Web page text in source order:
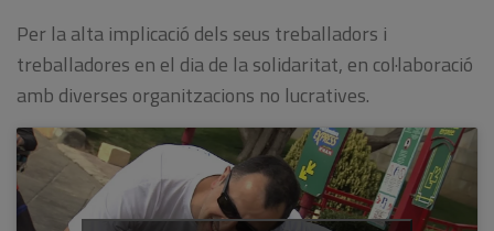
Per la alta implicació dels seus treballadors i
treballadores en el dia de la solidaritat, en col·laboració
amb diverses organitzacions no lucratives.